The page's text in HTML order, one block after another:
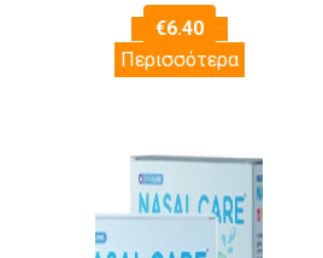
€6.40
Περισσότερα